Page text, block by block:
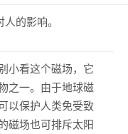
的影响。
小看这个磁场，它
之一。由于地球磁
以保护人类免受致
磁场也可排斥太阳